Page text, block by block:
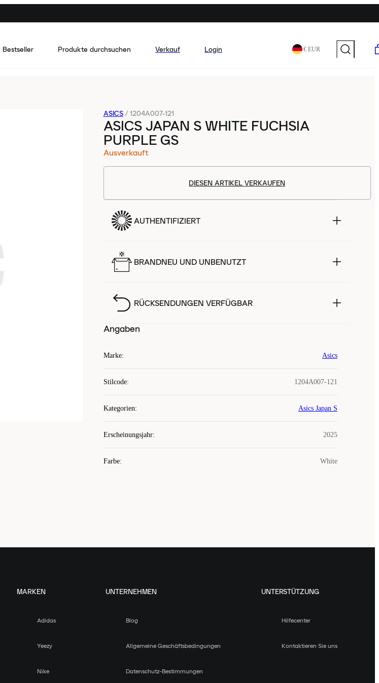
Bestseller Produkte durchsuchen Verkauf Login € EUR
ASICS / 1204A007-121
ASICS JAPAN S WHITE FUCHSIA
PURPLE GS
Ausverkauft
DIESEN ARTIKEL VERKAUFEN
AUTHENTIFIZIERT
BRANDNEU UND UNBENUTZT
RÜCKSENDUNGEN VERFÜGBAR
Angaben
Marke: Asics
Stilcode: 1204A007-121
Kategorien: Asics Japan S
Erscheinungsjahr: 2025
Farbe: White
MARKEN
Adidas
Yeezy
Nike
UNTERNEHMEN
Blog
Allgemeine Geschäftsbedingungen
Datenschutz-Bestimmungen
UNTERSTÜTZUNG
Hilfecenter
Kontaktieren Sie uns